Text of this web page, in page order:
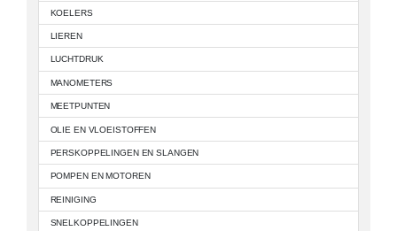
KOELERS
LIEREN
LUCHTDRUK
MANOMETERS
MEETPUNTEN
OLIE EN VLOEISTOFFEN
PERSKOPPELINGEN EN SLANGEN
POMPEN EN MOTOREN
REINIGING
SNELKOPPELINGEN